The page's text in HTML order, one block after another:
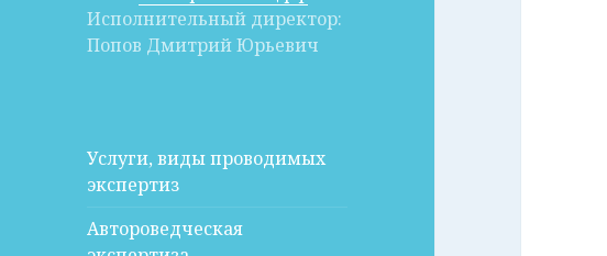
Исполнительный директор:
Попов Дмитрий Юрьевич
Услуги, виды проводимых
экспертиз
Автороведческая